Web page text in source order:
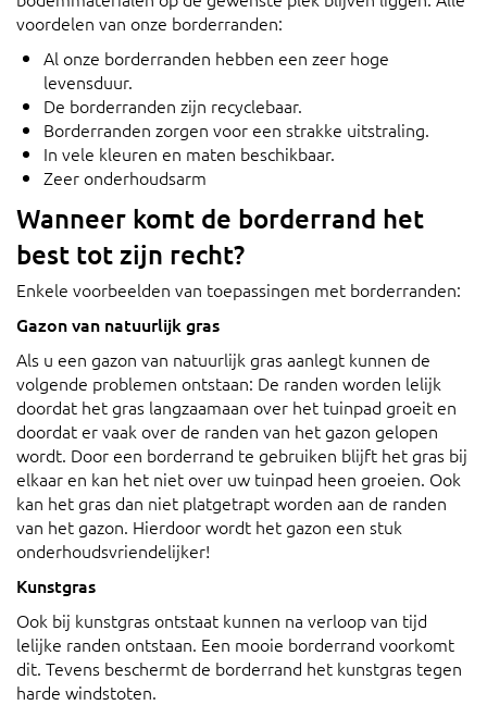
voordelen van onze borderranden:
Al onze borderranden hebben een zeer hoge
levensduur.
De borderranden zijn recyclebaar.
Borderranden zorgen voor een strakke uitstraling.
In vele kleuren en maten beschikbaar.
Zeer onderhoudsarm
Wanneer komt de borderrand het
best tot zijn recht?
Enkele voorbeelden van toepassingen met borderranden:
Gazon van natuurlijk gras
Als u een gazon van natuurlijk gras aanlegt kunnen de
volgende problemen ontstaan: De randen worden lelijk
doordat het gras langzaamaan over het tuinpad groeit en
doordat er vaak over de randen van het gazon gelopen
wordt. Door een borderrand te gebruiken blijft het gras bij
elkaar en kan het niet over uw tuinpad heen groeien. Ook
kan het gras dan niet platgetrapt worden aan de randen
van het gazon. Hierdoor wordt het gazon een stuk
onderhoudsvriendelijker!
Kunstgras
Ook bij kunstgras ontstaat kunnen na verloop van tijd
lelijke randen ontstaan. Een mooie borderrand voorkomt
dit. Tevens beschermt de borderrand het kunstgras tegen
harde windstoten.